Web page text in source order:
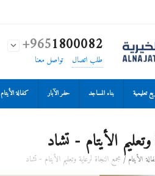
+9651800082

طلب اتصال تواصل معنا
تعليمية بناء المساجد حفر الآبار كفالة الأيتام
الأيتام - تشاد
الأيتام/ مجمع النجاة لرعاية وتعليم الأيتام - تشاد